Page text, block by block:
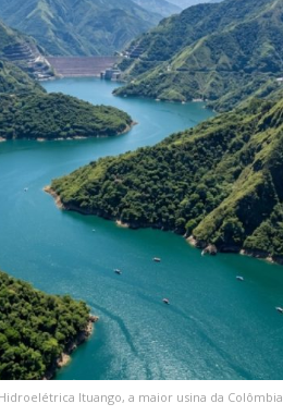
Ituango, a maior usina da Colômbia